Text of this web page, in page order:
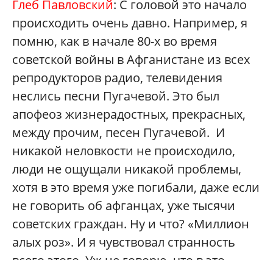
Глеб Павловский: С головой это начало
происходить очень давно. Например, я
помню, как в начале 80-х во время
советской войны в Афганистане из всех
репродукторов радио, телевидения
неслись песни Пугачевой. Это был
апофеоз жизнерадостных, прекрасных,
между прочим, песен Пугачевой. И
никакой неловкости не происходило,
люди не ощущали никакой проблемы,
хотя в это время уже погибали, даже если
не говорить об афганцах, уже тысячи
советских граждан. Ну и что? «Миллион
алых роз». И я чувствовал странность